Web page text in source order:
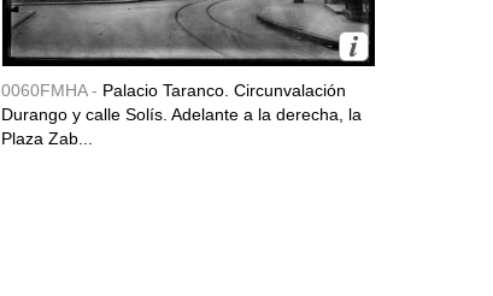
0060FMHA - Palacio Taranco. Circunvalación
Durango y calle Solís. Adelante a la derecha, la
Plaza Zab...